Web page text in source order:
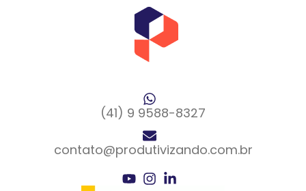
(41) 9 9588-8327
contato@produtivizando.com.br